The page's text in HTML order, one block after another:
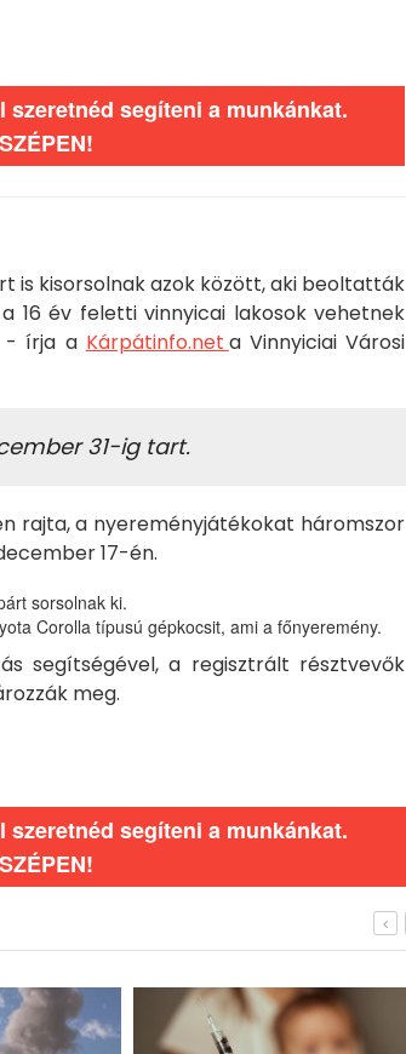
segíteni a munkánkat.
is kisorsolnak azok között, aki beoltatták
16 év feletti vinnyicai lakosok vehetnek
- írja a Kárpátinfo.net a Vinnyiciai Városi
31-ig tart.
rajta, a nyereményjátékokat háromszor
17-én.
sorsolnak ki.
Corolla típusú gépkocsit, ami a főnyeremény.
segítségével, a regisztrált résztvevők
meg.
segíteni a munkánkat.